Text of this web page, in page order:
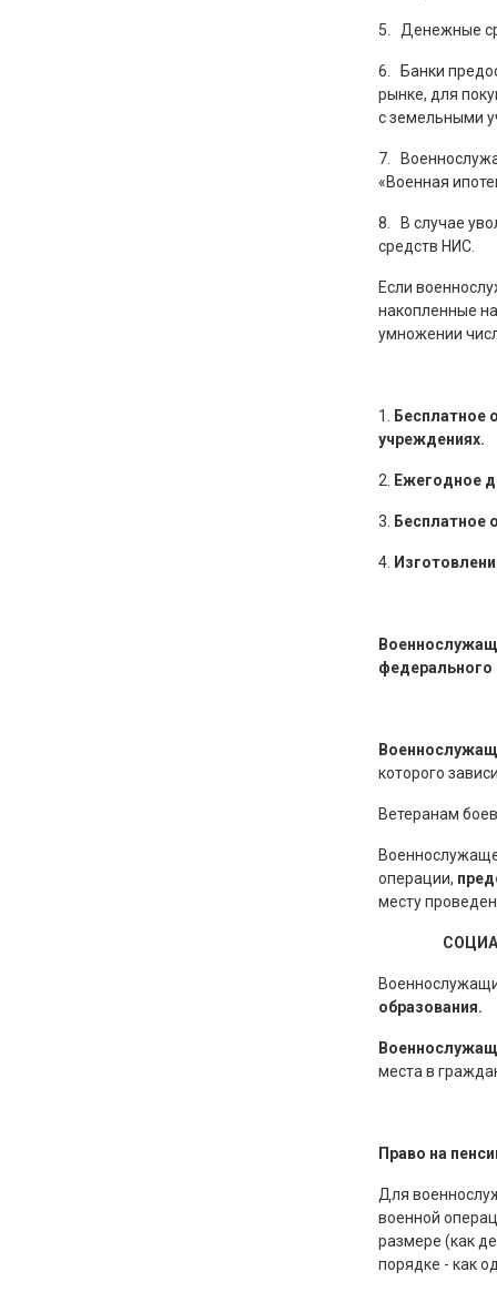
5. Денежные
6. Банки
рынке, для
с земельными
7.
«Военная
8. В случае
средств НИС.
Если
накопленные
умножении
1.
Бесплатное
учреждениях.
2. Ежегодное
3. Бесплатное
4.
которого
Ветеранам
операции,
месту
образования.
места в
Право на
Для
военной
размере (как
порядке - как